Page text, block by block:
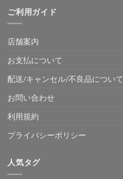
ご利用ガイド
店舗案内
お支払について
配送/キャンセル/不良品について
お問い合わせ
利用規約
プライバシーポリシー
人気タグ